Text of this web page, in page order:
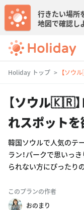
行きたい場所
地図で確認し
Holiday トップ 【ソウ
【ソウル🇰🇷
れスポット
韓国ソウルで人気のテ
ラン！パークで思いっ
られない方にぴったり
このプランの作者
おのまり